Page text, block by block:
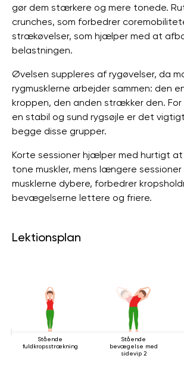
gør dem stærkere og mere tonede.
crunches, som forbedrer
strækøvelser, som hjælper med at
belastningen.
Øvelsen suppleres af rygøvelser, da
rygmusklerne arbejder sammen: den
kroppen, den anden strækker den.
en stabil og sund rygsøjle er det
begge disse grupper.
Korte sessioner hjælper med hurtigt
tone muskler, mens længere
musklerne dybere, forbedrer
bevægelserne lettere og friere.
Lektionsplan
Stående
fuldkropsstrækning
Stående
bevægelse med
sidevip 2